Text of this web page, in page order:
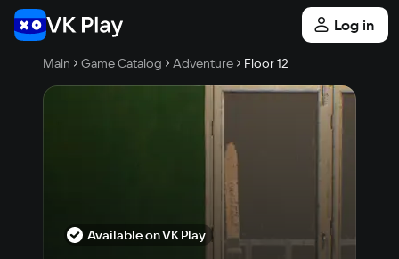
Log in
Main Game Catalog Adventure Floor 12
Available on VK Play